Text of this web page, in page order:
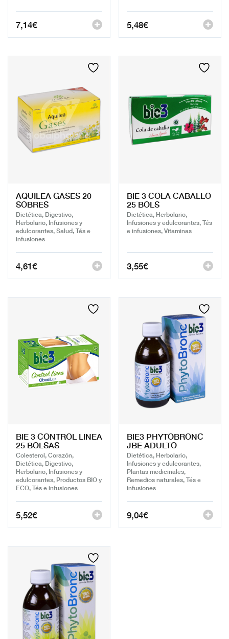
7,14€ 5,48€
AQUILEA GASES 20
SOBRES
Dietética, Digestivo,
Herbolario, Infusiones y
edulcorantes, Salud, Tés e
infusiones
4,61€
BIE 3 COLA CABALLO
25 BOLS
Dietética, Herbolario,
Infusiones y edulcorantes, Tés
e infusiones, Vitaminas
3,55€
BIE 3 CONTROL LINEA
25 BOLSAS
Colesterol, Corazón,
Dietética, Digestivo,
Herbolario, Infusiones y
edulcorantes, Productos BIO y
ECO, Tés e infusiones
5,52€
BIE3 PHYTOBRONC
JBE ADULTO
Dietética, Herbolario,
Infusiones y edulcorantes,
Plantas medicinales,
Remedios naturales, Tés e
infusiones
9,04€